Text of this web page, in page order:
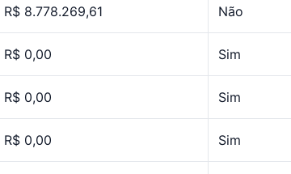
R$ 8.778.269,61 Não
R$ 0,00 Sim
R$ 0,00 Sim
R$ 0,00 Sim